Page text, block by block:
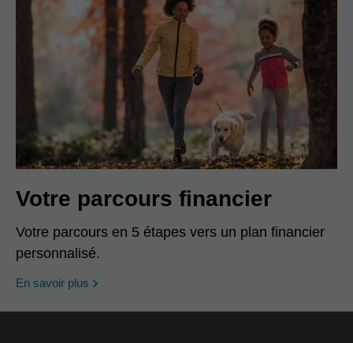
Votre parcours financier
Votre parcours en 5 étapes vers un plan financier
personnalisé.
En savoir plus